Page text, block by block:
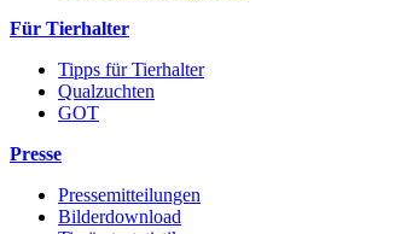
Für Tierhalter
Tipps für Tierhalter
Qualzuchten
GOT
Presse
Pressemitteilungen
Bilderdownload